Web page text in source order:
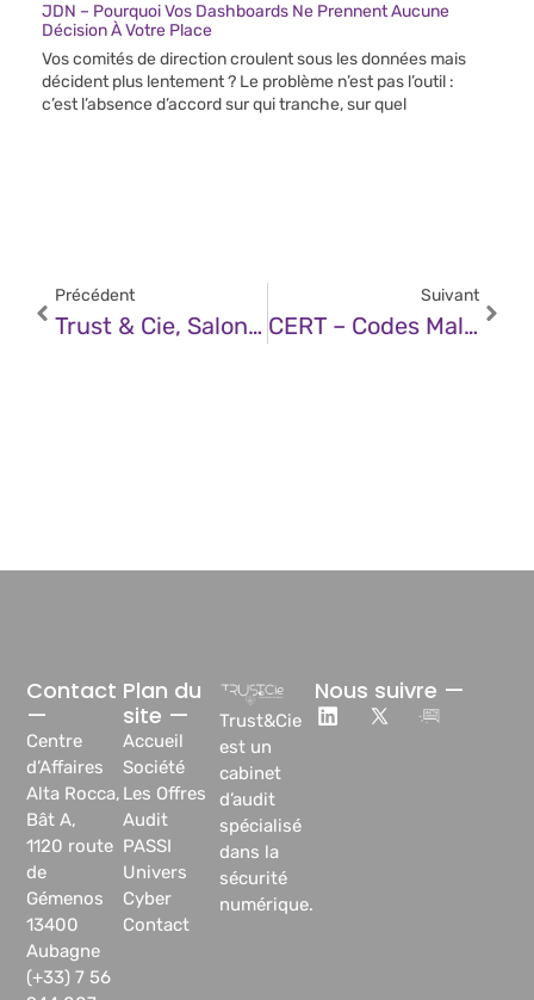
JDN – Pourquoi Vos Dashboards Ne Prennent Aucune
Décision À Votre Place
Vos comités de direction croulent sous les données mais
décident plus lentement ? Le problème n’est pas l’outil :
c’est l’absence d’accord sur qui tranche, sur quel
Précédent
Trust & Cie, Salon AccesSecurity 2024
Suivant
CERT – Codes Malveillants Utilisés À Des Fins Destructrices (11 Juillet 2024)
Trust&Cie
est un
cabinet
d’audit
spécialisé
dans la
sécurité
numérique.
Plan du
site —
Accueil
Société
Les Offres
Audit
PASSI
Univers
Cyber
Contact
Contact
—
Centre
d’Affaires
Alta Rocca,
Bât A,
1120 route
de
Gémenos
13400
Aubagne
(+33) 7 56
Nous suivre —